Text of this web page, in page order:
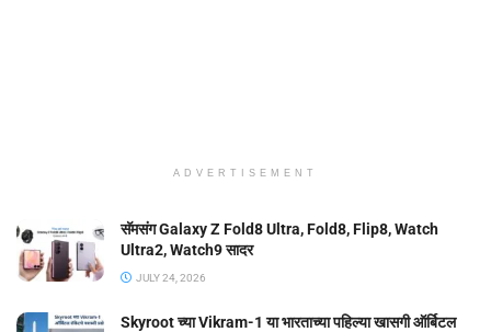
ADVERTISEMENT
सॅमसंग Galaxy Z Fold8 Ultra, Fold8, Flip8, Watch
Ultra2, Watch9 सादर
JULY 24, 2026
Skyroot च्या Vikram-1 या भारताच्या पहिल्या खासगी ऑर्बिटल